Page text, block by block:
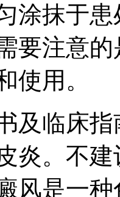
涂抹于
要注意
使用。
及临床
炎。不
风是一